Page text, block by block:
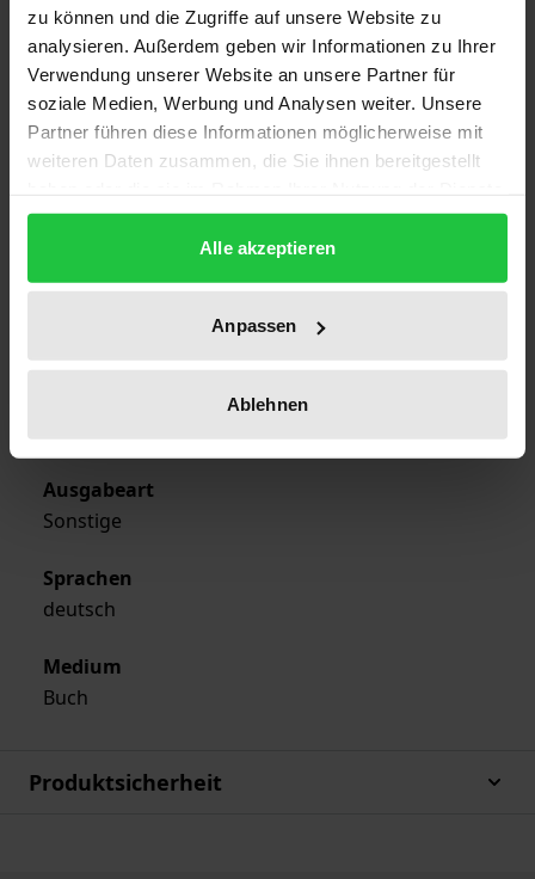
zu können und die Zugriffe auf unsere Website zu
analysieren. Außerdem geben wir Informationen zu Ihrer
Verwendung unserer Website an unsere Partner für
soziale Medien, Werbung und Analysen weiter. Unsere
Partner führen diese Informationen möglicherweise mit
weiteren Daten zusammen, die Sie ihnen bereitgestellt
gesammelt haben.
Alle akzeptieren
Anpassen
Ablehnen
Auflage
1
ISBN
978-3-7890-9985-4
Nomos
Ausgabeart
Sonstige
Sprachen
deutsch
Medium
Buch
Produktsicherheit